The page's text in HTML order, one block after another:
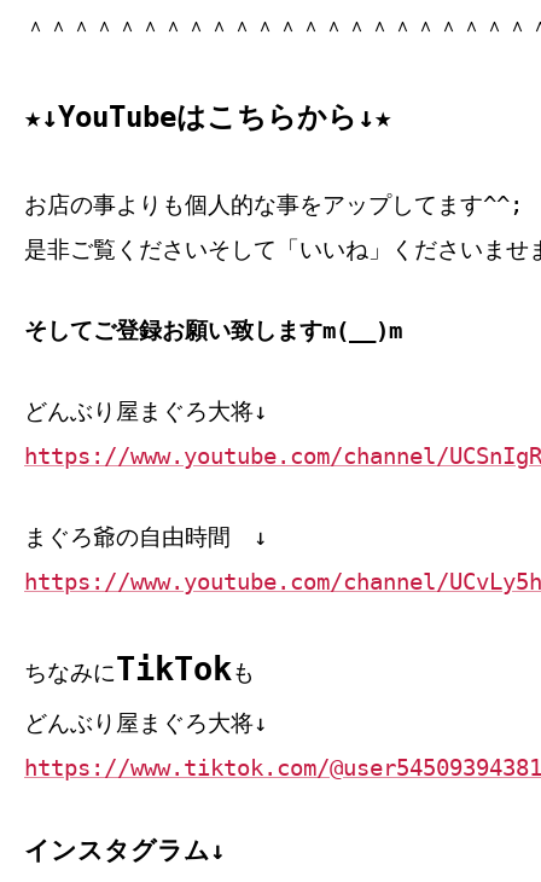
＾＾＾＾＾＾＾＾＾＾＾＾＾＾＾＾＾＾＾＾＾
★↓YouTubeはこちらから↓★
お店の事よりも個人的な事をアップしてます^^;
是非ご覧くださいそして「いいね」くださいませ
そしてご登録お願い致しますm(__)m
どんぶり屋まぐろ大将↓
https://www.youtube.com/channel/
まぐろ爺の自由時間 ↓
https://www.youtube.com/channel/
ちなみにTikTokも
どんぶり屋まぐろ大将↓
https://www.tiktok.com/
インスタグラム↓